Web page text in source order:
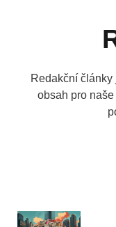
Redakční články
obsah pro